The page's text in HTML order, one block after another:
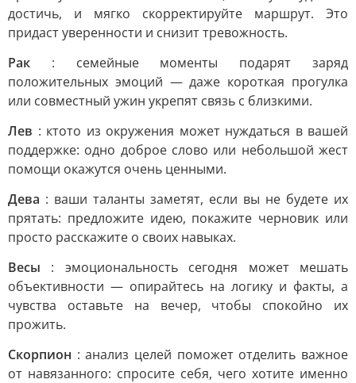
достичь, и мягко скорректируйте маршрут. Это
придаст уверенности и снизит тревожность.
Рак : семейные моменты подарят заряд
положительных эмоций — даже короткая прогулка
или совместный ужин укрепят связь с близкими.
Лев : ктото из окружения может нуждаться в вашей
поддержке: одно доброе слово или небольшой жест
помощи окажутся очень ценными.
Дева : ваши таланты заметят, если вы не будете их
прятать: предложите идею, покажите черновик или
просто расскажите о своих навыках.
Весы : эмоциональность сегодня может мешать
объективности — опирайтесь на логику и факты, а
чувства оставьте на вечер, чтобы спокойно их
прожить.
Скорпион : анализ целей поможет отделить важное
от навязанного: спросите себя, чего хотите именно